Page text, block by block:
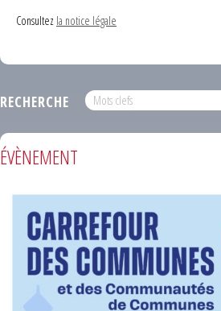
Consultez la notice légale
RECHERCHE
ÉVÈNEMENT